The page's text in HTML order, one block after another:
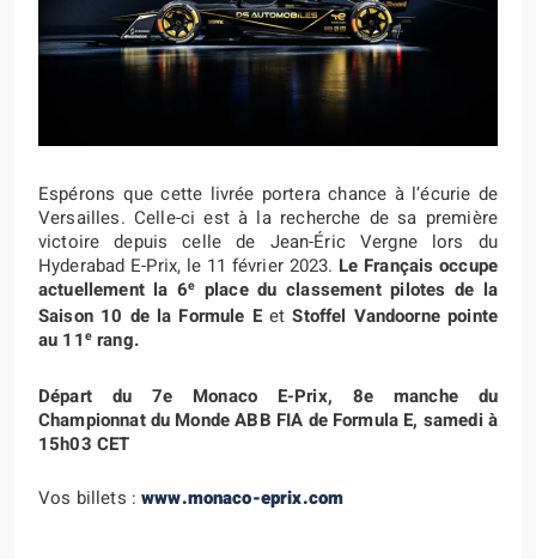
Espérons que cette livrée portera chance à l’écurie de
Versailles. Celle-ci est à la recherche de sa première
victoire depuis celle de Jean-Éric Vergne lors du
Hyderabad E-Prix, le 11 février 2023. Le Français occupe
actuellement la 6e place du classement pilotes de la
Saison 10 de la Formule E etStoffel Vandoorne pointe
au 11 erang.
Départ du 7e Monaco E-Prix, 8e manche du
Championnat du Monde ABB FIA de Formula E, samedi à
15h03 CET
Vos billets :www.monaco-eprix.com